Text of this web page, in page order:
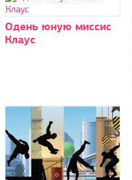
Одень юную миссис
Клаус